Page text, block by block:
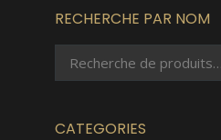
RECHERCHE PAR NOM
CATEGORIES